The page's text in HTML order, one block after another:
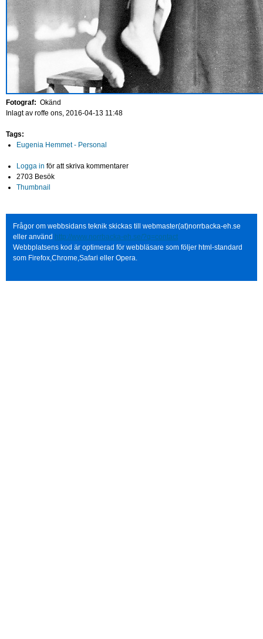
Fotograf: Okänd
Inlagt av roffe ons, 2016-04-13 11:48
Tags:
Eugenia Hemmet - Personal
Logga in för att skriva kommentarer
2703 Besök
Thumbnail
Frågor om webbsidans teknik skickas till webmaster(at)norrbacka-eh.se
eller använd http://www.norrbacka-eh.se/?q=contact
Webbplatsens kod är optimerad för webbläsare som följer html-standard
som Firefox,Chrome,Safari eller Opera.